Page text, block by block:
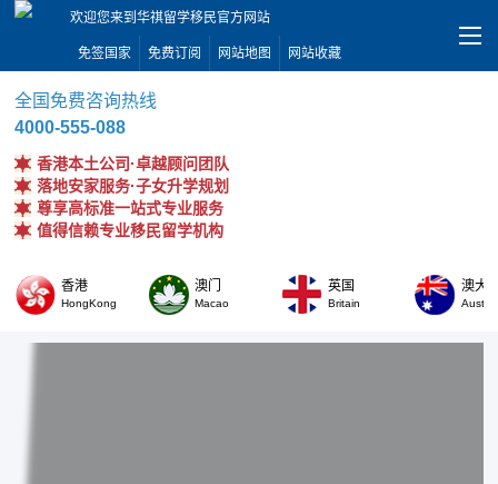
欢迎您来到华祺留学移民官方网站
免签国家 免费订阅 网站地图 网站收藏
全国免费咨询热线
4000-555-088
香港本土公司·卓越顾问团队
落地安家服务·子女升学规划
尊享高标准一站式专业服务
值得信赖专业移民留学机构
香港
HongKong
澳门
Macao
英国
Britain
澳大